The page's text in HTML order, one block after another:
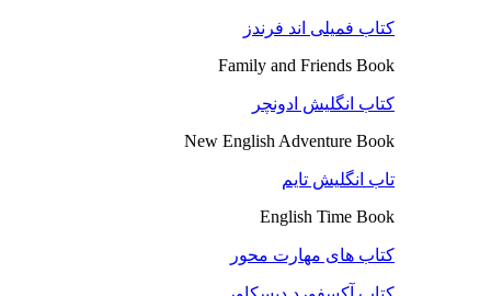
کتاب فمیلی اند فرندز
Family and Friends Book
کتاب انگلیش ادونچر
New English Adventure Book
تاب انگلیش تایم
English Time Book
کتاب های مهارت محور